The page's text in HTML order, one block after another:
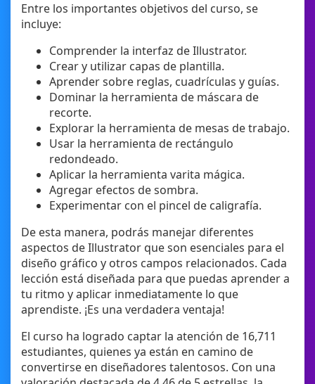
Entre los importantes objetivos del curso, se
incluye:
Comprender la interfaz de Illustrator.
Crear y utilizar capas de plantilla.
Aprender sobre reglas, cuadrículas y guías.
Dominar la herramienta de máscara de
recorte.
Explorar la herramienta de mesas de trabajo.
Usar la herramienta de rectángulo
redondeado.
Aplicar la herramienta varita mágica.
Agregar efectos de sombra.
Experimentar con el pincel de caligrafía.
De esta manera, podrás manejar diferentes
aspectos de Illustrator que son esenciales para el
diseño gráfico y otros campos relacionados. Cada
lección está diseñada para que puedas aprender a
tu ritmo y aplicar inmediatamente lo que
aprendiste. ¡Es una verdadera ventaja!
El curso ha logrado captar la atención de 16,711
estudiantes, quienes ya están en camino de
convertirse en diseñadores talentosos. Con una